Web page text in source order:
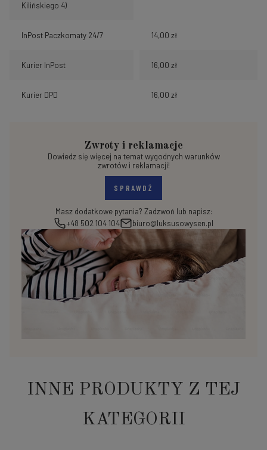
Kilińskiego 4)
InPost Paczkomaty 24/7 14,00 zł
Kurier InPost 16,00 zł
Kurier DPD 16,00 zł
Zwroty i reklamacje
Dowiedz się więcej na temat wygodnych warunków
zwrotów i reklamacji!
SPRAWDŹ
Masz dodatkowe pytania? Zadzwoń lub napisz:
+48 502 104 104
biuro@luksusowysen.pl
INNE PRODUKTY Z TEJ
KATEGORII